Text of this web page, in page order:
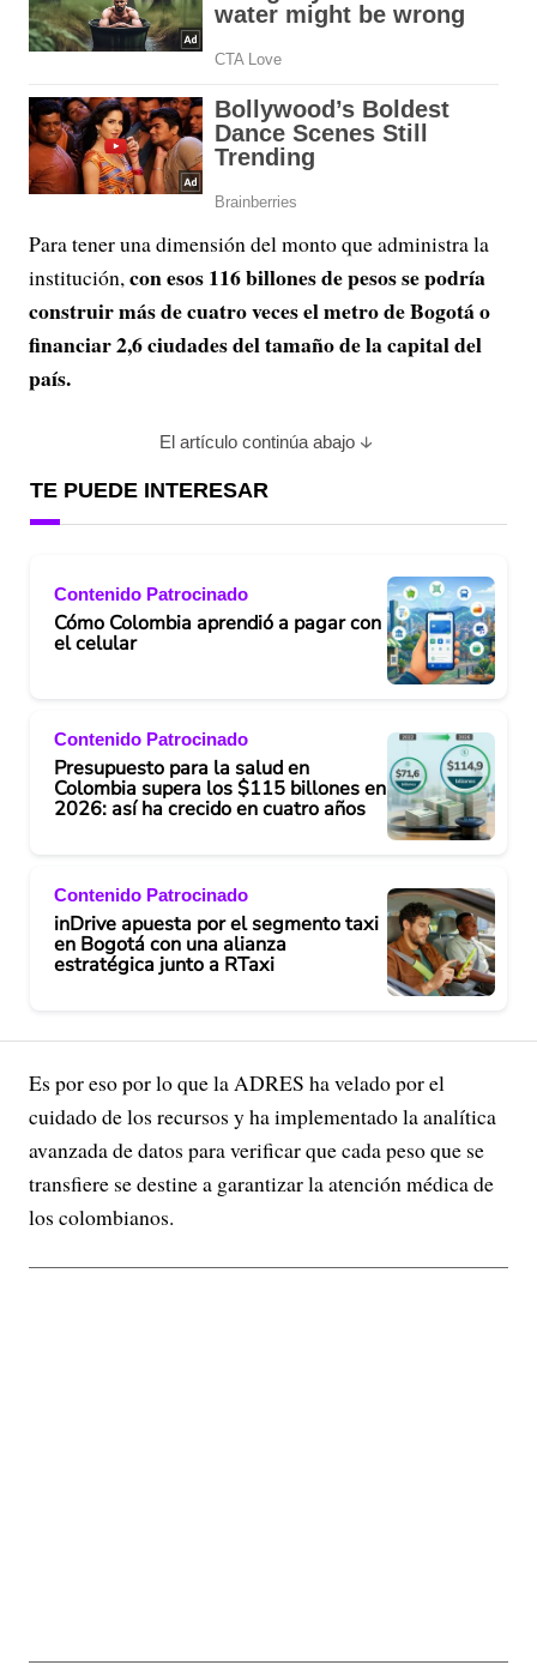
Para tener una dimensión del monto que administra la
institución, con esos 116 billones de pesos se podría
construir más de cuatro veces el metro de Bogotá o
financiar 2,6 ciudades del tamaño de la capital del
país.
El artículo continúa abajo
TE PUEDE INTERESAR
Contenido Patrocinado
Cómo Colombia aprendió a pagar con
el celular
Contenido Patrocinado
Presupuesto para la salud en
Colombia supera los $115 billones en
2026: así ha crecido en cuatro años
Contenido Patrocinado
inDrive apuesta por el segmento taxi
en Bogotá con una alianza
estratégica junto a RTaxi
Es por eso por lo que la ADRES ha velado por el
cuidado de los recursos y ha implementado la analítica
avanzada de datos para verificar que cada peso que se
transfiere se destine a garantizar la atención médica de
los colombianos.